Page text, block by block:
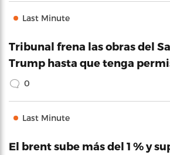
Last Minute
Tribunal frena las obras del
Trump hasta que tenga
0
Last Minute
El brent sube más del 1 % y